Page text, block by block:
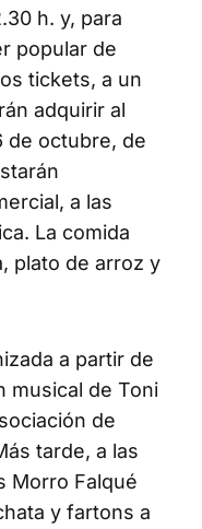
h. y, para
popular de
tickets, a un
adquirir al
de octubre, de
a las
La comida
plato de arroz y
a partir de
musical de Toni
de
tarde, a las
Morro Falqué
y fartons a